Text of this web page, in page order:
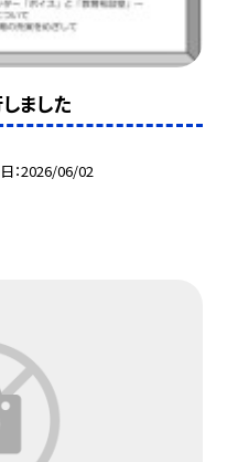
ました
2026/06/02